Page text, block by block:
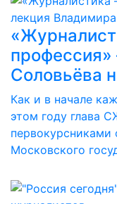
Соловьёва
Как и в начале
этом году глава
первокурсниками
Московского